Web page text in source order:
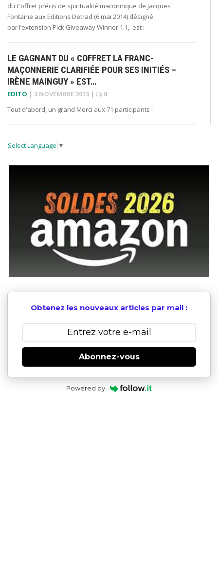
du Coffret précis de spiritualité maconnique de Jacques
Fontaine aux Editions Detrad (6 mai 2014) désigné
par l’extension Pick Giveaway Winner 1.1, est :
LE GAGNANT DU « COFFRET LA FRANC-
MAÇONNERIE CLARIFIÉE POUR SES INITIÉS –
IRÈNE MAINGUY » EST…
EDITO | 3 NOVEMBRE 2013 |
0
Tout d'abord, un grand Merci aux 71 participants !
Select Language ▼
Obtenez les nouveaux articles par mail :
Abonnez-vous
Powered by